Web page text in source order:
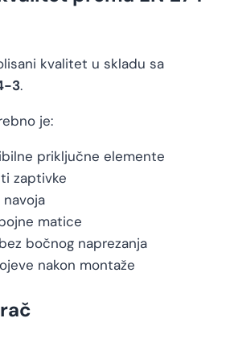
kvalitet u skladu sa
3.
je:
priključne elemente
zaptivke
matice
bočnog naprezanja
nakon montaže